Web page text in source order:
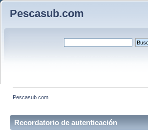
Pescasub.com
Pescasub.com
Recordatorio de autenticación